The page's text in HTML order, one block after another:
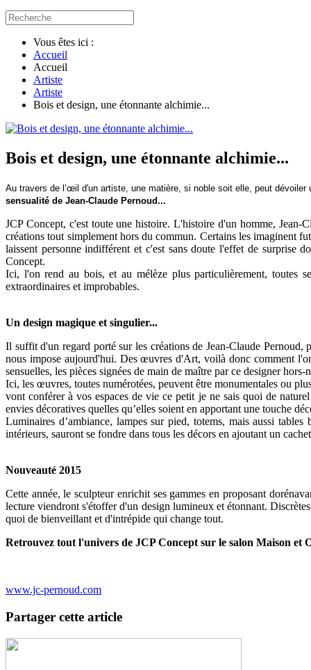
Vous êtes ici :
Accueil
Accueil
Artiste
Artiste
Bois et design, une étonnante alchimie...
Bois et design, une étonnante alchimie...
Au travers de l’œil d'un artiste, une matière, si noble soit elle, peut
sensualité de Jean-Claude Pernoud...
JCP Concept, c'est toute une histoire. L'histoire d'un homme,
créations tout simplement hors du commun. Certains les imaginent
laissent personne indifférent et c'est sans doute l'effet de surprise
Concept.
Ici, l'on rend au bois, et au mélèze plus particulièrement, toutes
extraordinaires et improbables.
Un design magique et singulier...
Il suffit d'un regard porté sur les créations de Jean-Claude
nous impose aujourd'hui. Des œuvres d'Art, voilà donc comment
sensuelles, les pièces signées de main de maître par ce designer
Ici, les œuvres, toutes numérotées, peuvent être monumentales ou
vont conférer à vos espaces de vie ce petit je ne sais quoi de
envies décoratives quelles qu’elles soient en apportant une touche
Luminaires d’ambiance, lampes sur pied, totems, mais aussi
intérieurs, sauront se fondre dans tous les décors en ajoutant un
Nouveauté 2015
Cette année, le sculpteur enrichit ses gammes en proposant
lecture viendront s'étoffer d'un design lumineux et étonnant.
quoi de bienveillant et d'intrépide qui change tout.
Retrouvez tout l'univers de JCP Concept sur le salon Maison et
www.jc-pernoud.com
Partager cette article